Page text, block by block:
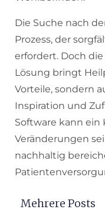
Die Suche nach
Prozess, der
erfordert. Doch
Lösung bringt
Vorteile, sondern
Inspiration und
Software kann ein
Veränderungen
nachhaltig
Mehrere Posts